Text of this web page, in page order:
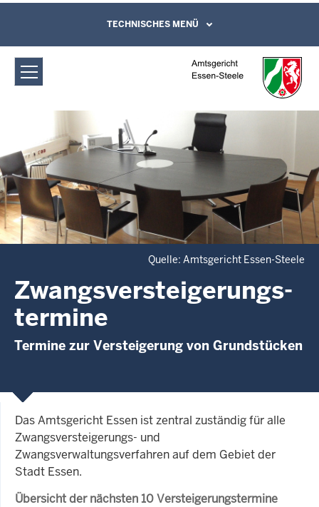
Amtsgericht Essen-Steele:
Zwangsversteigerungs­termine
Direkt zum Inhalt
Leichte Sprache, Gebärdensprachenvideo
und Kontaktformular
TECHNISCHES MENÜ
Quelle: Amtsgericht Essen-Steele
Zwangsversteigerungs­
termine
Termine zur Versteigerung von Grundstücken
Das Amtsgericht Essen ist zentral zuständig für alle
Zwangsversteigerungs- und
Zwangsverwaltungsverfahren auf dem Gebiet der
Stadt Essen.
Übersicht der nächsten 10 Versteigerungstermine